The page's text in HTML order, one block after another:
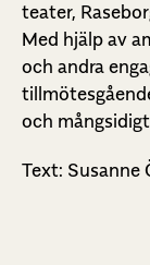
teater,
Med hjälp av
och andra
och
Text: Susanne